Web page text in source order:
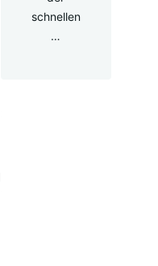
schnellen
…